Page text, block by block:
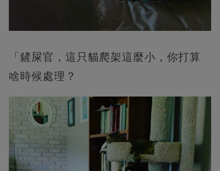
「鏟屎官，這只貓爬架這麼小，你打算
啥時候處理？